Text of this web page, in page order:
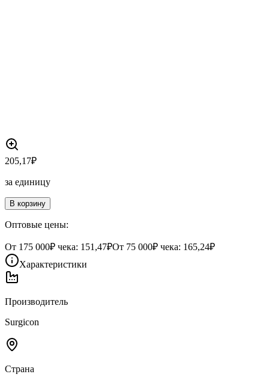
205,17₽
за единицу
В корзину
Оптовые цены:
От 175 000₽ чека: 151,47₽От 75 000₽ чека: 165,24₽
Характеристики
Производитель
Surgicon
Страна